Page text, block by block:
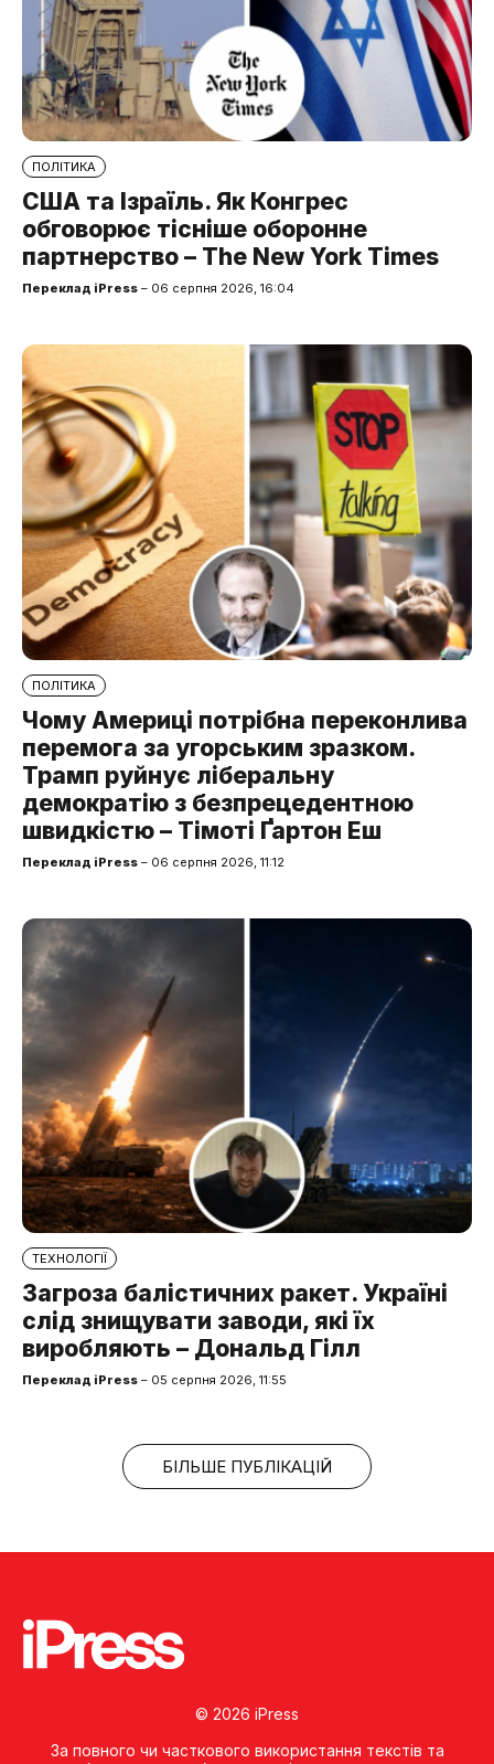
ПОЛІТИКА
США та Ізраїль. Як Конгрес
обговорює тісніше оборонне
партнерство – The New York Times
Переклад iPress – 06 серпня 2026, 16:04
ПОЛІТИКА
Чому Америці потрібна переконлива
перемога за угорським зразком.
Трамп руйнує ліберальну
демократію з безпрецедентною
швидкістю – Тімоті Ґартон Еш
Переклад iPress – 06 серпня 2026, 11:12
ТЕХНОЛОГІЇ
Загроза балістичних ракет. Україні
слід знищувати заводи, які їх
виробляють – Дональд Гілл
Переклад iPress – 05 серпня 2026, 11:55
БІЛЬШЕ ПУБЛІКАЦІЙ
© 2026 iPress
За повного чи часткового використання текстів та